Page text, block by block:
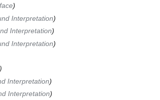
Interpretation
Interpretation
Interpretation
Interpretation
Interpretation